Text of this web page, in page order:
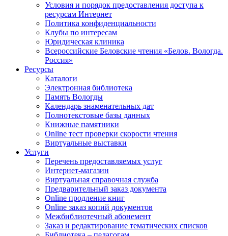
Условия и порядок предоставления доступа к
ресурсам Интернет
Политика конфиденциальности
Клубы по интересам
Юридическая клиника
Всероссийские Беловские чтения «Белов. Вологда.
Россия»
Ресурсы
Каталоги
Электронная библиотека
Память Вологды
Календарь знаменательных дат
Полнотекстовые базы данных
Книжные памятники
Online тест проверки скорости чтения
Виртуальные выставки
Услуги
Перечень предоставляемых услуг
Интернет-магазин
Виртуальная справочная служба
Предварительный заказ документа
Online продление книг
Online заказ копий документов
Межбиблиотечный абонемент
Заказ и редактирование тематических списков